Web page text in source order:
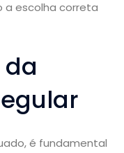
a escolha correta
é fundamental